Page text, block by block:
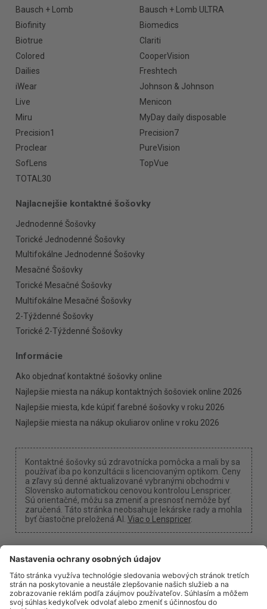
Bausch + Lomb
Bausch + Lomb ULTRA
Biofinity
Biomedics
Biotrue
Clariti
Colored
CooperVision
Dailies
Freshtech
iWear
Johnson & Johnson
Live
Menicon
Miru
MyDay daily disposable
Precision1
Precision7
Proclear
PureVision
SofLens
TopVue
TOTAL30
Najlacnejšie kontaktné šošovky
Jednodenné Šošovky
Torické Jednodenné Šošovky
Multifokálne Jednodenné Šošovky
Mesačné Šošovky
Torické Mesačné Šošovky
Multifokálne Mesačné Šošovky
2-Týždenné Šošovky
Torické 2-Týždenné Šošovky
Informácie
Ako objednať kontaktné šošovky online
Najlepšie miesta na nákup kontaktných šošoviek online 2026
Najlepšie miesta, kde kúpiť farebné šošovky v roku 2026
Najlepšie miesta na nákup okuliarov online v roku 2026
Kontaktné šošovky sú zdravotnícka pomôcka a mali by sa
používať iba po konzultácii s licenciovaným optikom. Ceny
a zľavy sú denné aktualizované vybranými obchodmi v
Slovensko automatickou cenovou kontrolou Lenspricer.
Sú orientačné, môžu sa zmeniť a presnosť nemôže byť
zaručená. Táto stránka neobsahuje lekárske rady a mohla
byť čiastočne preložená AI. Viac o Lenspricer.
Nastavenia cookies